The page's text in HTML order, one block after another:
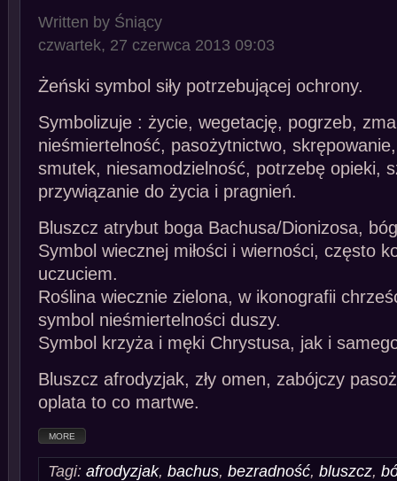
Written by Śniący
czwartek, 27 czerwca 2013 09:03
Żeński symbol siły potrzebującej ochrony.
Symbolizuje : życie, wegetację, pogrzeb,
nieśmiertelność, pasożytnictwo,
smutek, niesamodzielność, potrzebę opieki,
przywiązanie do życia i pragnień.
Bluszcz atrybut boga Bachusa/Dionizosa,
Symbol wiecznej miłości i wierności, często
uczuciem.
Roślina wiecznie zielona, w ikonografii
symbol nieśmiertelności duszy.
Symbol krzyża i męki Chrystusa, jak i
Bluszcz afrodyzjak, zły omen, zabójczy
oplata to co martwe.
MORE
Tagi: afrodyzjak, bachus, bezradność, bluszcz,